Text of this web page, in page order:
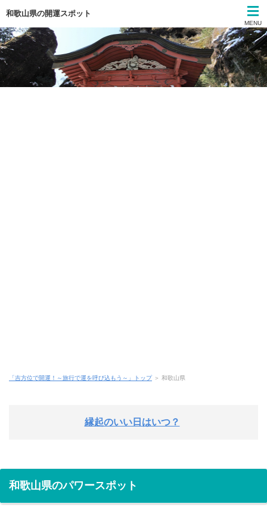
和歌山県の開運スポット
MENU
「吉方位で開運！～旅行で運を呼び込もう～」トップ＞ 和歌山県
縁起のいい日はいつ？
和歌山県のパワースポット